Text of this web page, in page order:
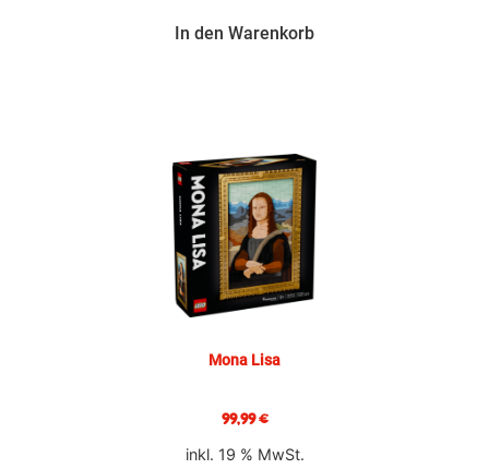
In den Warenkorb
Mona Lisa
99,99€
inkl. 19 % MwSt.